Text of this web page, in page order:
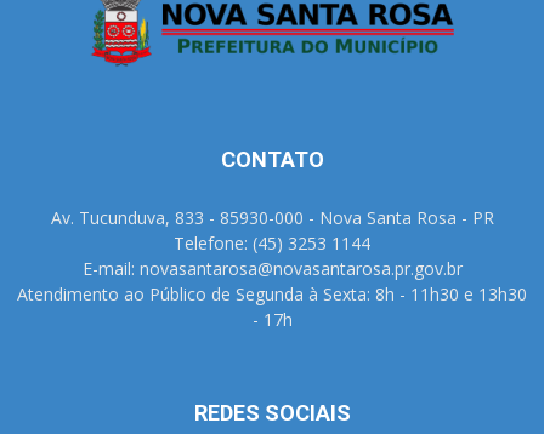
CONTATO
Av. Tucunduva, 833 - 85930-000 - Nova Santa Rosa - PR
Telefone: (45) 3253 1144
E-mail: novasantarosa@novasantarosa.pr.gov.br
Atendimento ao Público de Segunda à Sexta: 8h - 11h30 e 13h30
- 17h
REDES SOCIAIS